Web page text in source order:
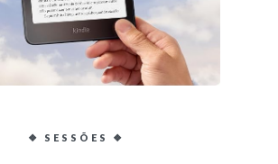
❖ SESSÕES ❖